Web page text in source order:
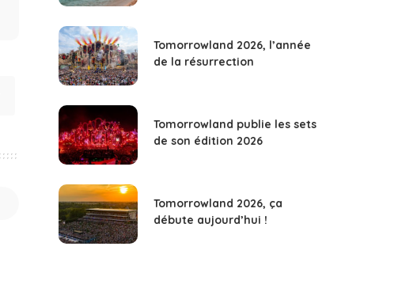
Tomorrowland 2026, l’année
de la résurrection
Tomorrowland publie les sets
de son édition 2026
Tomorrowland 2026, ça
débute aujourd’hui !